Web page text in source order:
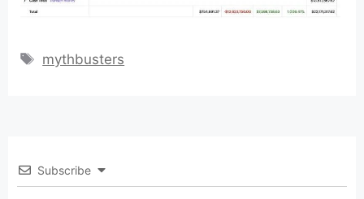
Štítky
mythbusters
Subscribe